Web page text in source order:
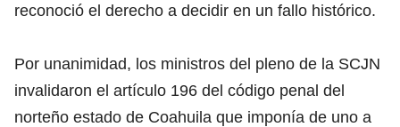
reconoció el derecho a decidir en un fallo histórico.
Por unanimidad, los ministros del pleno de la SCJN
invalidaron el artículo 196 del código penal del
norteño estado de Coahuila que imponía de uno a